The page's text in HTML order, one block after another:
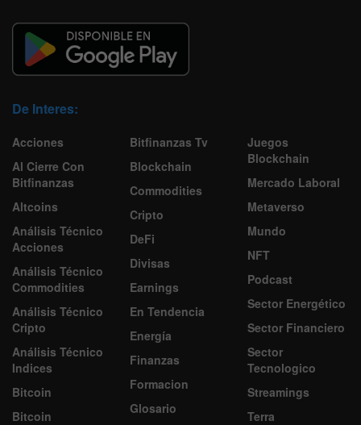
De Interes:
Acciones
Al Cierre Con
Bitfinanzas
Altcoins
Análisis Técnico
Acciones
Análisis Técnico
Commodities
Análisis Técnico
Cripto
Análisis Técnico
Indices
Bitcoin
Bitcoin
Bitfinanzas Tv
Blockchain
Commodities
Cripto
DeFi
Divisas
Earnings
En Tendencia
Energía
Finanzas
Formacion
Glosario
Juegos
Blockchain
Mercado Laboral
Metaverso
Mundo
NFT
Podcast
Sector Energético
Sector Financiero
Sector
Tecnologico
Streamings
Terra